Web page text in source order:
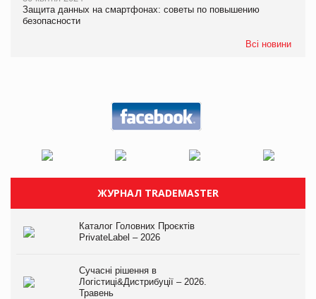
Защита данных на смартфонах: советы по повышению
безопасности
Всі новини
ЖУРНАЛ TRADEMASTER
Каталог Головних Проєктів
PrivateLabel – 2026
Сучасні рішення в
Логістиці&Дистрибуції – 2026.
Травень